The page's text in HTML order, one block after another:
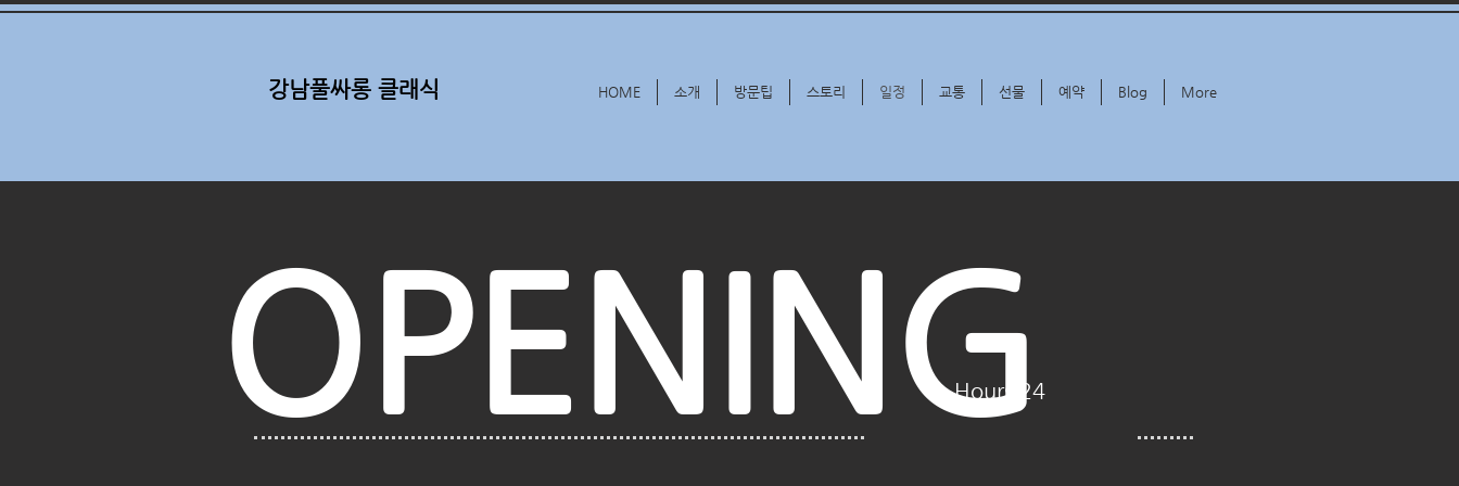
강남풀싸롱 클래식 HOME 소개 방문팁 스토리 일정 교통 선물 예약 Blog More
OPENING
Hours 24